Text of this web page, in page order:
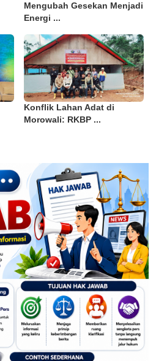
Mengubah Gesekan Menjadi
Energi ...
Konflik Lahan Adat di
Morowali: RKBP ...